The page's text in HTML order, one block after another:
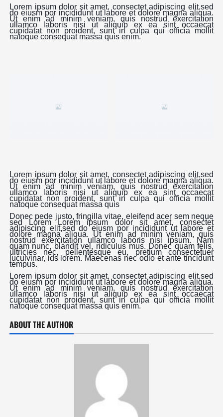
Lorem ipsum dolor sit amet, consectet adipiscing elit,sed
do eiusm por incididunt ut labore et dolore magna aliqua.
Ut enim ad minim veniam, quis nostrud exercitation
ullamco laboris nisi ut aliquip ex ea sint occaecat
cupidatat non proident, sunt in culpa qui officia mollit
natoque consequat massa quis enim.
Lorem ipsum dolor sit amet, consectet adipiscing elit,sed
do eiusm por incididunt ut labore et dolore magna aliqua.
Ut enim ad minim veniam, quis nostrud exercitation
ullamco laboris nisi ut aliquip ex ea sint occaecat
cupidatat non proident, sunt in culpa qui officia mollit
natoque consequat massa quis
Donec pede justo, fringilla vitae, eleifend acer sem neque
sed Lorem Lorem ipsum dolor sit amet, consectet
adipiscing elit,sed do eiusm por incididunt ut labore et
dolore magna aliqua. Ut enim ad minim veniam, quis
nostrud exercitation ullamco laboris nisi ipsum. Nam
quam nunc, blandit vel, ridiculus mus. Donec quam felis,
ultricies nec, pellentesque eu, pretium consectetuer
luculvinar, ids lorem. Maecenas nec odio et ante tincidunt
tempus.
Lorem ipsum dolor sit amet, consectet adipiscing elit,sed
do eiusm por incididunt ut labore et dolore magna aliqua.
Ut enim ad minim veniam, quis nostrud exercitation
ullamco laboris nisi ut aliquip ex ea sint occaecat
cupidatat non proident, sunt in culpa qui officia mollit
natoque consequat massa quis enim.
ABOUT THE AUTHOR